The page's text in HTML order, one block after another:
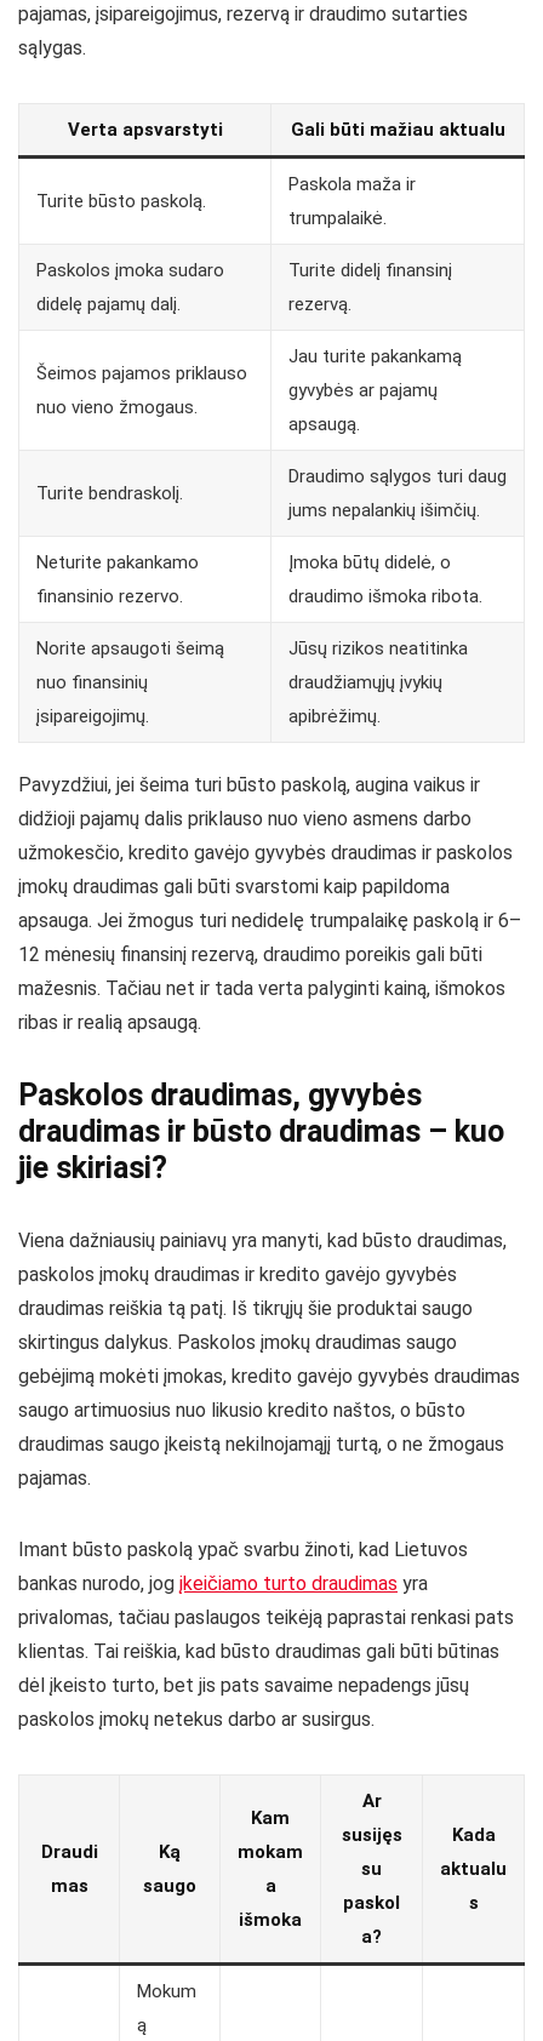
pajamas, įsipareigojimus, rezervą ir draudimo sutarties
sąlygas.
Verta apsvarstyti Gali būti mažiau aktualu
Turite būsto paskolą.
Paskola maža ir
trumpalaikė.
Paskolos įmoka sudaro
didelę pajamų dalį.
Turite didelį finansinį
rezervą.
Šeimos pajamos priklauso
nuo vieno žmogaus.
Jau turite pakankamą
gyvybės ar pajamų
apsaugą.
Turite bendraskolį.
Draudimo sąlygos turi daug
jums nepalankių išimčių.
Neturite pakankamo
finansinio rezervo.
Įmoka būtų didelė, o
draudimo išmoka ribota.
Norite apsaugoti šeimą
nuo finansinių
įsipareigojimų.
Jūsų rizikos neatitinka
draudžiamųjų įvykių
apibrėžimų.
Pavyzdžiui, jei šeima turi būsto paskolą, augina vaikus ir
didžioji pajamų dalis priklauso nuo vieno asmens darbo
užmokesčio, kredito gavėjo gyvybės draudimas ir paskolos
įmokų draudimas gali būti svarstomi kaip papildoma
apsauga. Jei žmogus turi nedidelę trumpalaikę paskolą ir 6–
12 mėnesių finansinį rezervą, draudimo poreikis gali būti
mažesnis. Tačiau net ir tada verta palyginti kainą, išmokos
ribas ir realią apsaugą.
Paskolos draudimas, gyvybės
draudimas ir būsto draudimas – kuo
jie skiriasi?
Viena dažniausių painiavų yra manyti, kad būsto draudimas,
paskolos įmokų draudimas ir kredito gavėjo gyvybės
draudimas reiškia tą patį. Iš tikrųjų šie produktai saugo
skirtingus dalykus. Paskolos įmokų draudimas saugo
gebėjimą mokėti įmokas, kredito gavėjo gyvybės draudimas
saugo artimuosius nuo likusio kredito naštos, o būsto
draudimas saugo įkeistą nekilnojamąjį turtą, o ne žmogaus
pajamas.
Imant būsto paskolą ypač svarbu žinoti, kad Lietuvos
bankas nurodo, jog įkeičiamo turto draudimas yra
privalomas, tačiau paslaugos teikėją paprastai renkasi pats
klientas. Tai reiškia, kad būsto draudimas gali būti būtinas
dėl įkeisto turto, bet jis pats savaime nepadengs jūsų
paskolos įmokų netekus darbo ar susirgus.
Draudi
mas
Ką
saugo
Kam
mokam
a
išmoka
Ar
susijęs
su
paskol
a?
Kada
aktualu
s
Mokum
ą